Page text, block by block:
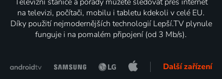
Televizní stanice a pořady můžete sledovat přes internet
na televizi, počítači, mobilu i tabletu kdekoli v celé EU.
Díky použití nejmodernějších technologií Lepší.TV plynule
funguje i na pomalém připojení (od 3 Mb/s).
Další zařízení